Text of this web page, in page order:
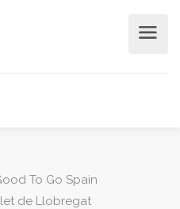
To Go Spain
de Llobregat